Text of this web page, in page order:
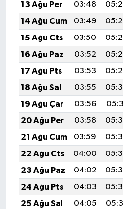
13 Ağu Per
03:48
14 Ağu Cum
03:49
15 Ağu Cts
03:50
16 Ağu Paz
03:52
17 Ağu Pts
03:53
18 Ağu Sal
03:55
19 Ağu Çar
03:56
20 Ağu Per
03:58
21 Ağu Cum
03:59
22 Ağu Cts
04:00
23 Ağu Paz
04:02
24 Ağu Pts
04:03
25 Ağu Sal
04:05